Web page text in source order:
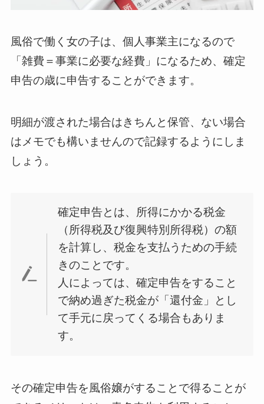
風俗で働く女の子は、個人事業主になるので
「雑費＝事業に必要な経費」になるため、確定
申告の歳に申告することができます。
明細が渡された場合はきちんと保管、ない場合
はメモでも構いませんので記録するようにしま
しょう。
確定申告とは、所得にかかる税金
（所得税及び復興特別所得税）の額
を計算し、税金を支払うための手続
きのことです。
人によっては、確定申告をすること
で納め過ぎた税金が「還付金」とし
て手元に戻ってくる場合もありま
す。
その確定申告を風俗嬢がすることで得ることが